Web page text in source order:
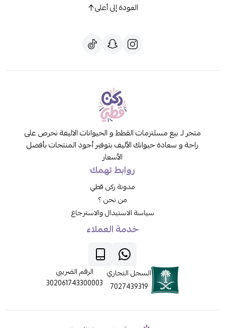
العودة إلى أعلى
متجر لـ بيع مسلتزمات القطط و الحيوانات الاليفة نحرص على
راحة و سعادة حيوانك الأليف بتوفير أجود المنتجات بأفضل
الأسعار
روابط تهمك
مدونة ركن قطي
من نحن ؟
سياسة الاستبدال والاسترجاع
خدمة العملاء
السجل التجاري
7027439319
الرقم الضريبي
302061743300003